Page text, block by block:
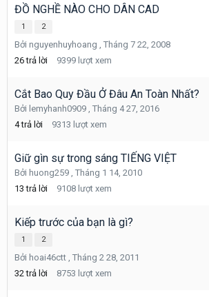
ĐỒ NGHỀ NÀO CHO DÂN CAD
1 2
Bởi nguyenhuyhoang , Tháng 7 22, 2008
26 trả lời 9399 lượt xem
Cắt Bao Quy Đầu Ở Đâu An Toàn Nhất?
Bởi lemyhanh0909 , Tháng 4 27, 2016
4 trả lời 9313 lượt xem
Giữ gìn sự trong sáng TIẾNG VIỆT
Bởi huong259 , Tháng 1 14, 2010
13 trả lời 9108 lượt xem
Kiếp trước của bạn là gì?
1 2
Bởi hoai46ctt , Tháng 2 28, 2011
32 trả lời 8753 lượt xem